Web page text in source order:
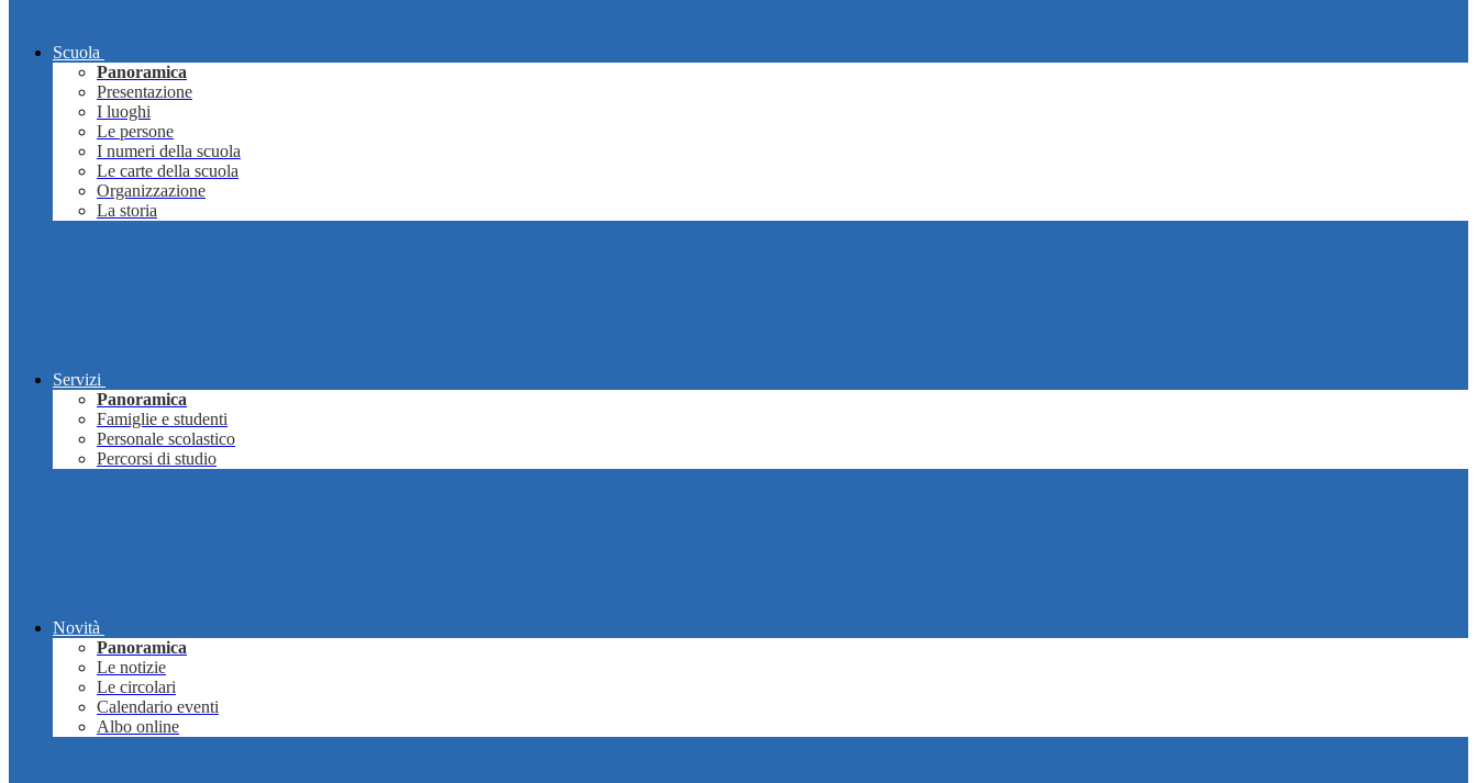
Scuola
Panoramica
Presentazione
I luoghi
Le persone
I numeri della scuola
Le carte della scuola
Organizzazione
La storia
Servizi
Panoramica
Famiglie e studenti
Personale scolastico
Percorsi di studio
Novità
Panoramica
Le notizie
Le circolari
Calendario eventi
Albo online